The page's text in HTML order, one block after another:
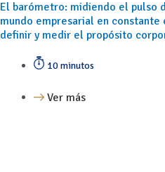
El barómetro: midiendo el pulso
mundo empresarial en
definir y medir el propósito
10 minutos
Ver más